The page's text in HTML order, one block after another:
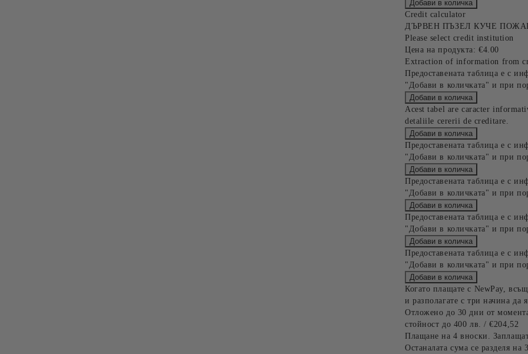
Credit calculator
ДЪРВЕН ПЪЗЕЛ КУЧЕ
Please select credit institution
Цена на продукта: €4.00
Extraction of information from
Предоставената таблица е с
"Добави в количката" и при
Acest tabel are caracter
detaliile cererii de creditare.
Предоставената таблица е с
"Добави в количката" и при
Предоставената таблица е с
"Добави в количката" и при
Предоставената таблица е с
"Добави в количката" и при
Предоставената таблица е с
"Добави в количката" и при
Когато плащате с NewPay,
и разполагате с три начина да
Отложено до 30 дни от
стойност до 400 лв. / €204,52
Плащане на 4 вноски.
Останалата сума се разделя